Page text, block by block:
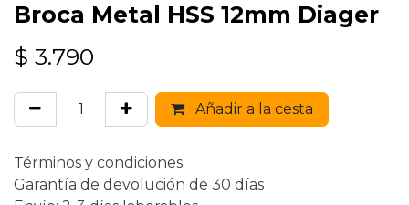
Broca Metal HSS 12mm Diager
$ 3.790
Añadir a la cesta
Términos y condiciones
Garantía de devolución de 30 días